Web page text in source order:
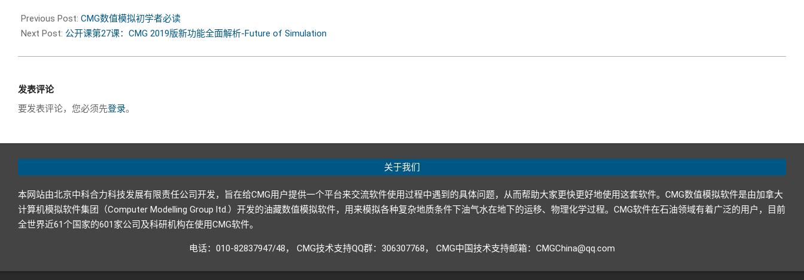
Previous Post: CMG数值模拟初学者必读
Next Post: 公开课第27课：CMG 2019版新功能全面解析-Future of Simulation
发表评论
要发表评论，您必须先登录。
关于我们
本网站由北京中科合力科技发展有限责任公司开发，旨在给CMG用户提供一个平台来交流软件使用过程中遇到的具体问题，从而帮助大家更快更好地使用这套软件。CMG数值模拟软件是由加拿大
计算机模拟软件集团（Computer Modelling Group ltd.）开发的油藏数值模拟软件，用来模拟各种复杂地质条件下油气水在地下的运移、物理化学过程。CMG软件在石油领域有着广泛的用户，目前
全世界近61个国家的601家公司及科研机构在使用CMG软件。
电话：010-82837947/48， CMG技术支持QQ群：306307768， CMG中国技术支持邮箱：CMGChina@qq.com